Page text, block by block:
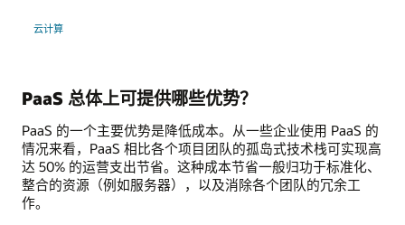
云计算
PaaS 总体上可提供哪些优势？
PaaS 的一个主要优势是降低成本。从一些企业使用 PaaS 的
情况来看，PaaS 相比各个项目团队的孤岛式技术栈可实现高
达 50% 的运营支出节省。这种成本节省一般归功于标准化、
整合的资源（例如服务器），以及消除各个团队的冗余工
作。